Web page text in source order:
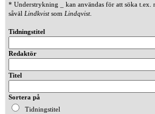
* Understrykning _ kan användas för att söka t.ex.
såväl Lindkvistsom Lindqvist.
Tidningstitel
Redaktör
Titel
Sortera på
Tidningstitel